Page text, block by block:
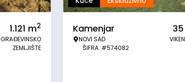
1.121 m2
GRAĐEVINSKO
ZEMLJIŠTE
Kamenjar
NOVI SAD
ŠIFRA: #574082
35